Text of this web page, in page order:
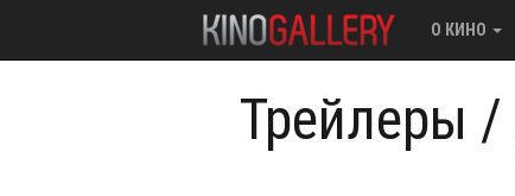
О КИНО
Трейлеры /